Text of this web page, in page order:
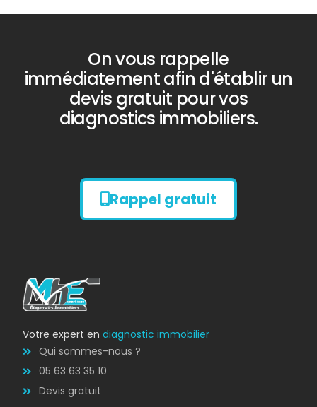
Diagnostic
AMIANTE
On vous rappelle
immédiatement afin d'établir un
devis gratuit pour vos
diagnostics immobiliers.
Rappel gratuit
Votre expert endiagnostic immobilier
Qui sommes-nous ?
05 63 63 35 10
Devis gratuit